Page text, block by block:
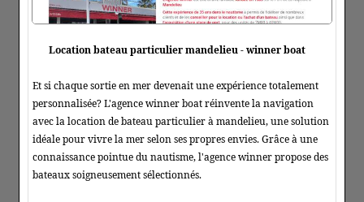
Location bateau particulier mandelieu - winner boat
Et si chaque sortie en mer devenait une expérience totalement
personnalisée? L'agence winner boat réinvente la navigation
avec la location de bateau particulier à mandelieu, une solution
idéale pour vivre la mer selon ses propres envies. Grâce à une
connaissance pointue du nautisme, l'agence winner propose des
bateaux soigneusement sélectionnés.